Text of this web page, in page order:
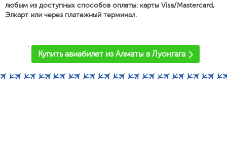
любым из доступных способов оплаты: карты Visa/Mastercard,
Элкарт или через платежный терминал.
'
Купить авиабилет из Алматы в Луонгага